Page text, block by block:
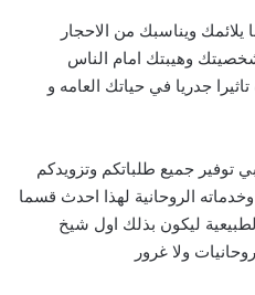
ويناسبك من الاحجار
وهيبتك امام الناس
جدريا في حياتك العامه و
توفير جميع طلباتكم وتزويدكم
وخدماته الروحانية لهذا احدث قسما
ليكون بذلك اول شيخ
ولا غرور